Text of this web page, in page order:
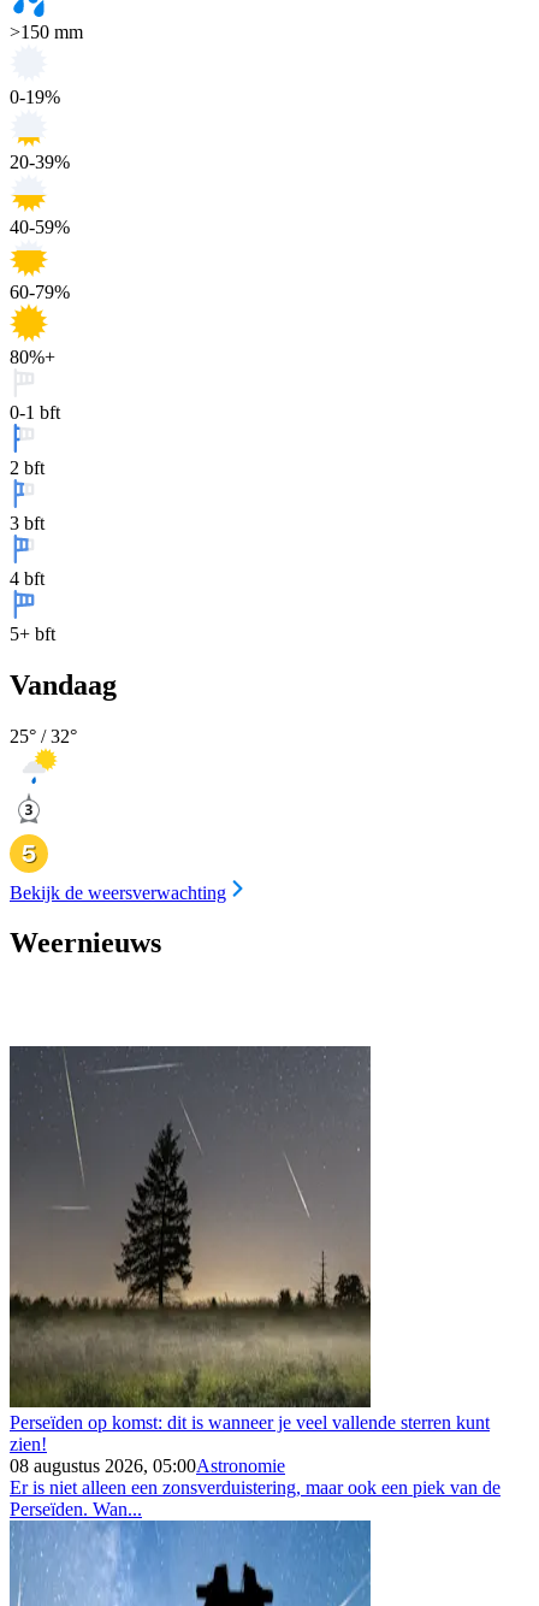
>150 mm
0-19%
20-39%
40-59%
60-79%
80%+
0-1 bft
2 bft
3 bft
4 bft
5+ bft
Vandaag
25° /32°
Bekijk de weersverwachting
Weernieuws
Perseïden op komst: dit is wanneer je veel vallende sterren kunt
zien!
08 augustus 2026, 05:00Astronomie
Er is niet alleen een zonsverduistering, maar ook een piek van de
Perseïden. Wan...